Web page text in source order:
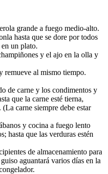
grande a fuego medio-alto.
hasta que se dore por todos
un plato.
y el ajo en la olla y
remueve al mismo tiempo.
de carne y los condimentos y
que la carne esté tierna,
carne siempre debe estar
y cocina a fuego lento
hasta que las verduras estén
de almacenamiento para
aguantará varios días en la